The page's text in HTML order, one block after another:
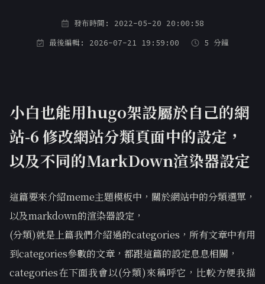
發布時間: 2022-05-20 20:00:58
最後編輯: 2026-07-21 19:59:00 5 分鐘
小白也能用hugo架設屬於自己的網
站-6 修改網站分類頁面中的設定，
以及不同的MarkDown渲染器設定
這篇要來介紹meme主題模板中，關於網站中的分類選單，
以及markdown的渲染器設定，
(分類)就是上篇我們介紹過的categories，所有文章中有用
到categories參數的文章，都跟這篇的設定息息相關，
categories在下面我會以(分類)來稱呼它，比較方便我描